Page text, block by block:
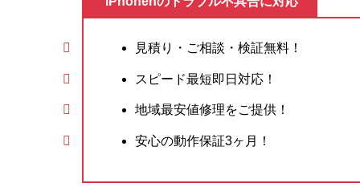
見積り・ご相談・検証無料！
スピード最短即日対応！
地域最安値修理をご提供！
安心の動作保証3ヶ月！